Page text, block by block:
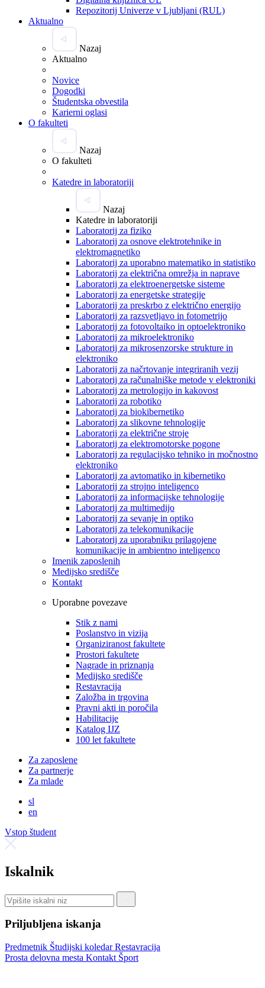
Repozitorij Univerze v Ljubljani (RUL)
Aktualno
Nazaj
Aktualno
Novice
Dogodki
Študentska obvestila
Karierni oglasi
O fakulteti
Nazaj
O fakulteti
Katedre in laboratoriji
Nazaj
Katedre in laboratoriji
Laboratorij za fiziko
Laboratorij za osnove elektrotehnike in
elektromagnetiko
Laboratorij za uporabno matematiko in statistiko
Laboratorij za električna omrežja in naprave
Laboratorij za elektroenergetske sisteme
Laboratorij za energetske strategije
Laboratorij za preskrbo z električno energijo
Laboratorij za razsvetljavo in fotometrijo
Laboratorij za fotovoltaiko in optoelektroniko
Laboratorij za mikroelektroniko
Laboratorij za mikrosenzorske strukture in
elektroniko
Laboratorij za načrtovanje integriranih vezij
Laboratorij za računalniške metode v elektroniki
Laboratorij za metrologijo in kakovost
Laboratorij za robotiko
Laboratorij za biokibernetiko
Laboratorij za slikovne tehnologije
Laboratorij za električne stroje
Laboratorij za elektromotorske pogone
Laboratorij za regulacijsko tehniko in močnostno
elektroniko
Laboratorij za avtomatiko in kibernetiko
Laboratorij za strojno inteligenco
Laboratorij za informacijske tehnologije
Laboratorij za multimedijo
Laboratorij za sevanje in optiko
Laboratorij za telekomunikacije
Laboratorij za uporabniku prilagojene
komunikacije in ambientno inteligenco
Imenik zaposlenih
Medijsko središče
Kontakt
Uporabne povezave
Stik z nami
Poslanstvo in vizija
Organiziranost fakultete
Prostori fakultete
Nagrade in priznanja
Medijsko središče
Restavracija
Založba in trgovina
Pravni akti in poročila
Habilitacije
Katalog IJZ
100 let fakultete
Za zaposlene
Za partnerje
Za mlade
sl
en
Vstop študent
Iskalnik
Priljubljena iskanja
Predmetnik Študijski koledarRestavracija
Prosta delovna mesta Kontakt Šport